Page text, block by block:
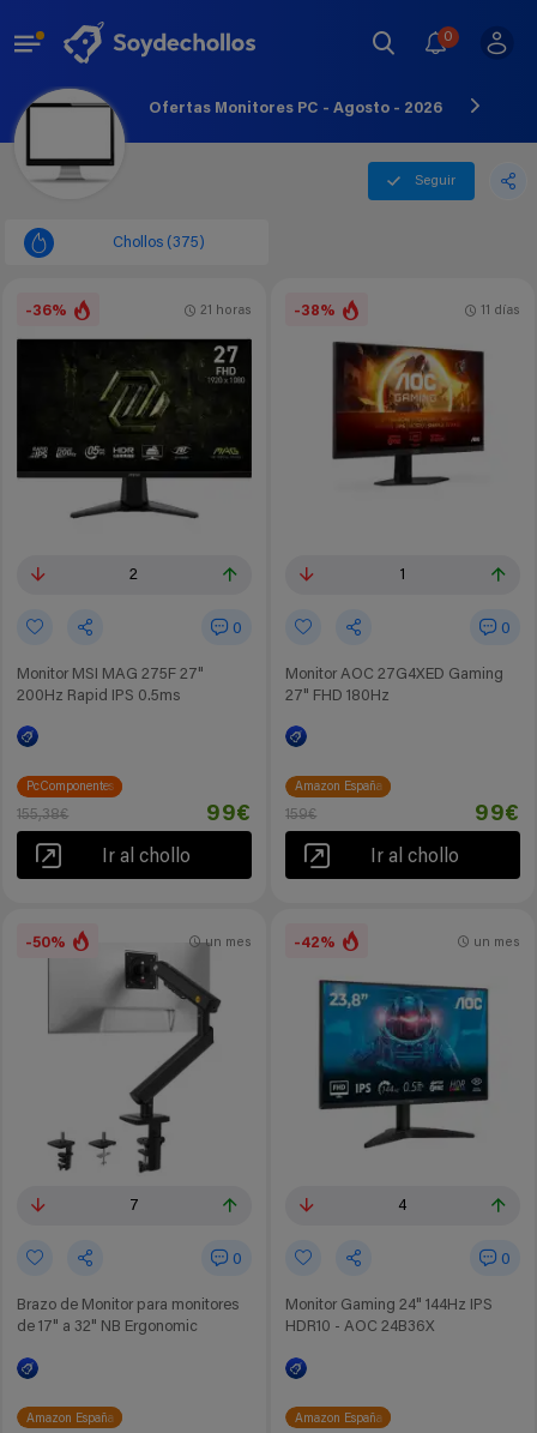
0
Ofertas Monitores PC - Agosto - 2026
Seguir
Chollos (375)
-36%
2
0
Monitor MSI MAG 275F 27"
200Hz Rapid IPS 0.5ms
21 horas
PcComponentes
155,38€ 99€
Ir al chollo
-38%
1
0
Monitor AOC 27G4XED Gaming
27" FHD 180Hz
11 días
Amazon España
159€ 99€
Ir al chollo
-50%
7
0
Brazo de Monitor para monitores
de 17" a 32" NB Ergonomic
un mes
Amazon España
-42%
4
0
Monitor Gaming 24" 144Hz IPS
HDR10 - AOC 24B36X
un mes
Amazon España